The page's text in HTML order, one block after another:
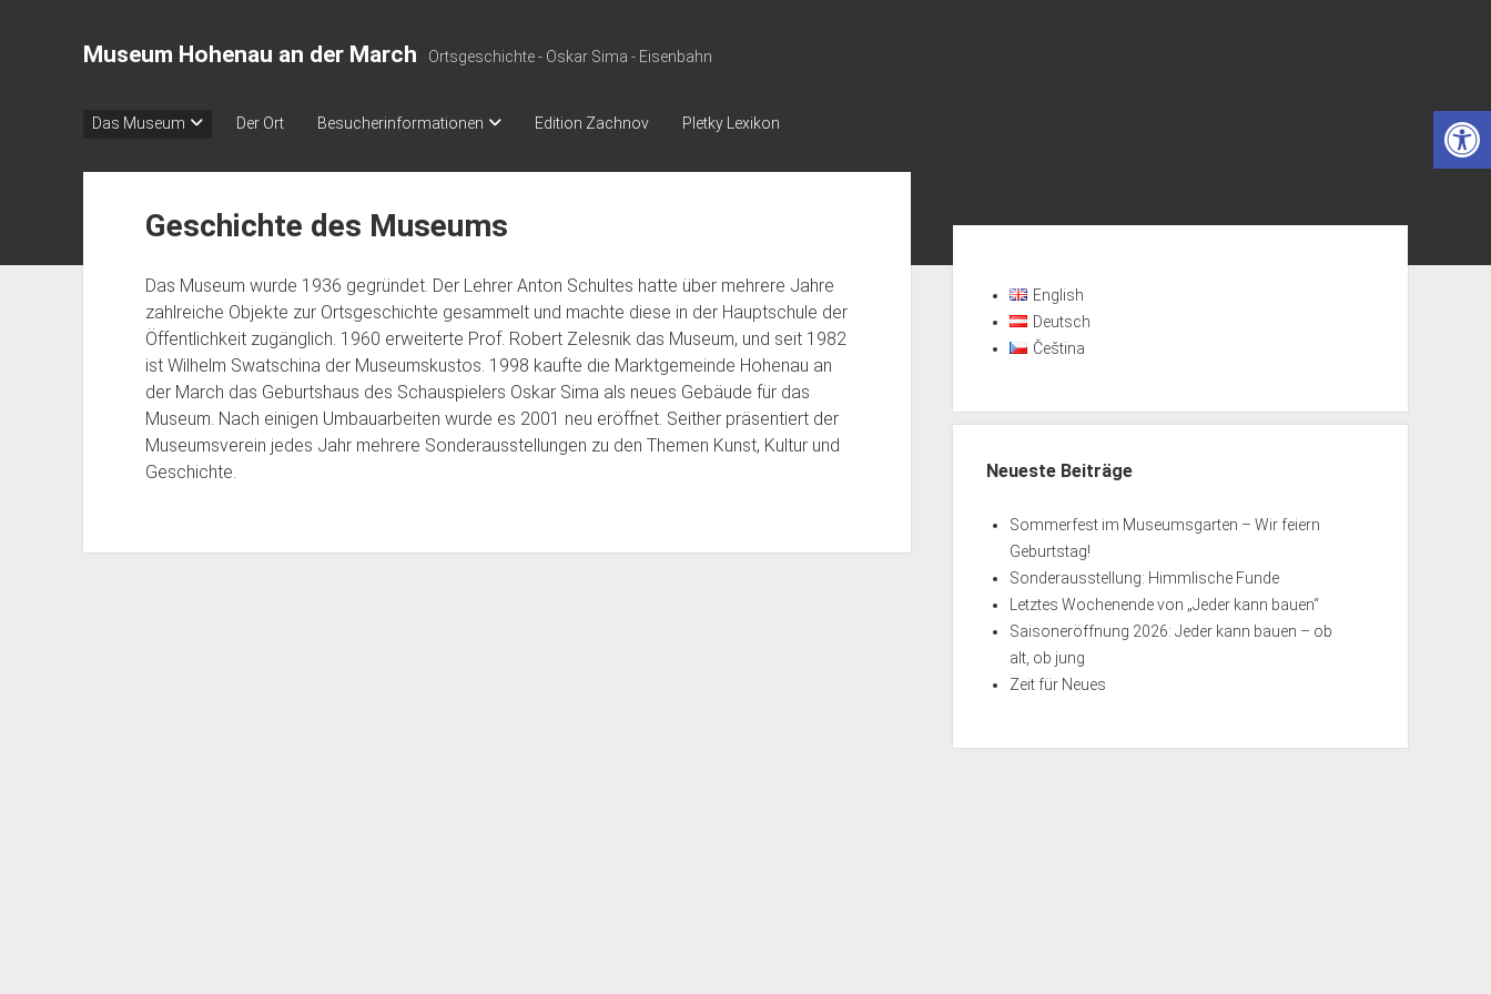
Museum Hohenau an der March Ortsgeschichte - Oskar Sima - Eisenbahn
Das Museum Der Ort Besucherinformationen Edition Zachnov Pletky Lexikon
Geschichte des Museums
Das Museum wurde 1936 gegründet. Der Lehrer Anton Schultes hatte über mehrere Jahre
zahlreiche Objekte zur Ortsgeschichte gesammelt und machte diese in der Hauptschule der
Öffentlichkeit zugänglich. 1960 erweiterte Prof. Robert Zelesnik das Museum, und seit 1982
ist Wilhelm Swatschina der Museumskustos. 1998 kaufte die Marktgemeinde Hohenau an
der March das Geburtshaus des Schauspielers Oskar Sima als neues Gebäude für das
Museum. Nach einigen Umbauarbeiten wurde es 2001 neu eröffnet. Seither präsentiert der
Museumsverein jedes Jahr mehrere Sonderausstellungen zu den Themen Kunst, Kultur und
Geschichte.
English
Deutsch
Čeština
Neueste Beiträge
Sommerfest im Museumsgarten – Wir feiern
Geburtstag!
Sonderausstellung: Himmlische Funde
Letztes Wochenende von „Jeder kann bauen“
Saisoneröffnung 2026: Jeder kann bauen – ob
alt, ob jung
Zeit für Neues